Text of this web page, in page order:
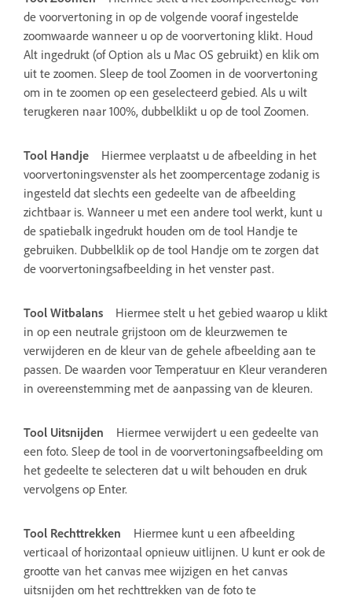
de voorvertoning in op de volgende vooraf ingestelde
zoomwaarde wanneer u op de voorvertoning klikt. Houd
Alt ingedrukt (of Option als u Mac OS gebruikt) en klik om
uit te zoomen. Sleep de tool Zoomen in de voorvertoning
om in te zoomen op een geselecteerd gebied. Als u wilt
terugkeren naar 100%, dubbelklikt u op de tool Zoomen.
Tool Handje
Hiermee verplaatst u de afbeelding in het
voorvertoningsvenster als het zoompercentage zodanig is
ingesteld dat slechts een gedeelte van de afbeelding
zichtbaar is. Wanneer u met een andere tool werkt, kunt u
de spatiebalk ingedrukt houden om de tool Handje te
gebruiken. Dubbelklik op de tool Handje om te zorgen dat
de voorvertoningsafbeelding in het venster past.
Tool Witbalans
Hiermee stelt u het gebied waarop u klikt
in op een neutrale grijstoon om de kleurzwemen te
verwijderen en de kleur van de gehele afbeelding aan te
passen. De waarden voor Temperatuur en Kleur veranderen
in overeenstemming met de aanpassing van de kleuren.
Tool Uitsnijden
Hiermee verwijdert u een gedeelte van
een foto. Sleep de tool in de voorvertoningsafbeelding om
het gedeelte te selecteren dat u wilt behouden en druk
vervolgens op Enter.
Tool Rechttrekken
Hiermee kunt u een afbeelding
verticaal of horizontaal opnieuw uitlijnen. U kunt er ook de
grootte van het canvas mee wijzigen en het canvas
uitsnijden om het rechttrekken van de foto te